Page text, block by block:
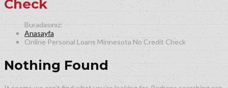
Check
Anasayfa
Online Personal Loans Minnesota No Credit Check
Nothing Found